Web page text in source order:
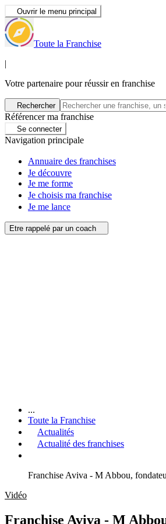
Ouvrir le menu principal
Toute la Franchise
|
Votre partenaire pour réussir en franchise
Rechercher
Référencer ma franchise
Se connecter
Navigation principale
Annuaire des franchises
Je découvre
Je me forme
Je choisis ma franchise
Je me lance
Etre rappelé par un coach
...
Toute la Franchise
Actualités
Actualité des franchises
Franchise Aviva - M Abbou,
Vidéo
Franchise Aviva - M